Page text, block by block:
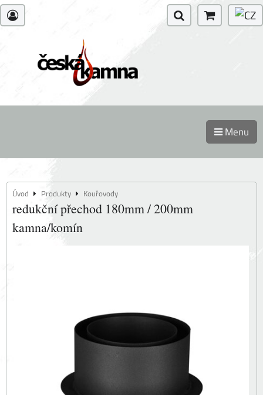
Menu
Úvod Produkty Kouřovody
redukční přechod 180mm / 200mm
kamna/komín